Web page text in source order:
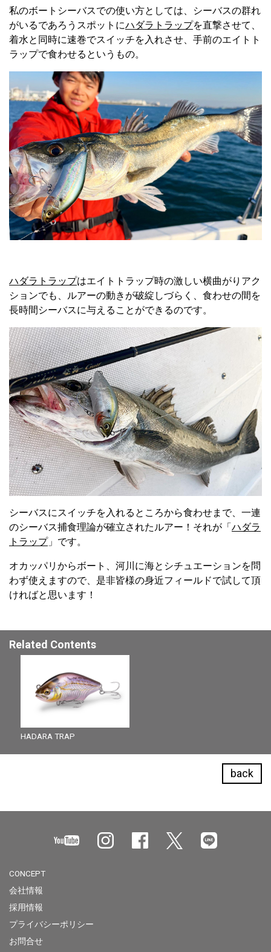
私のボートシーバスでの使い方としては、シーバスの群れ
がいるであろうスポットにハダラトラップを直撃させて、
着水と同時に速巻でスイッチを入れさせ、手前のエイトト
ラップで食わせるというもの。
ハダラトラップはエイトトラップ時の激しい横曲がりアク
ションでも、ルアーの動きが破綻しづらく、食わせの間を
長時間シーバスに与えることができるのです。
シーバスにスイッチを入れるところから食わせまで、一連
のシーバス捕食理論が確立されたルアー！それが「ハダラ
トラップ」です。
オカッパリからボート、河川に海とシチュエーションを問
わず使えますので、是非皆様の身近フィールドで試して頂
ければと思います！
Related Contents
HADARA TRAP
back
CONCEPT
会社情報
採用情報
プライバシーポリシー
お問合せ